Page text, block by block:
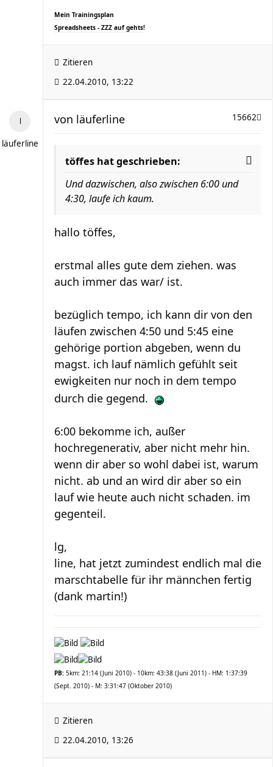
Mein Trainingsplan
Spreadsheets - ZZZ auf gehts!
Zitieren
22.04.2010, 13:22
läuferline
15662
von läuferline
töffes hat geschrieben:
Und dazwischen, also zwischen 6:00 und
4:30, laufe ich kaum.
hallo töffes,
erstmal alles gute dem ziehen. was
auch immer das war/ ist.
bezüglich tempo, ich kann dir von den
läufen zwischen 4:50 und 5:45 eine
gehörige portion abgeben, wenn du
magst. ich lauf nämlich gefühlt seit
ewigkeiten nur noch in dem tempo
durch die gegend.
6:00 bekomme ich, außer
hochregenerativ, aber nicht mehr hin.
wenn dir aber so wohl dabei ist, warum
nicht. ab und an wird dir aber so ein
lauf wie heute auch nicht schaden. im
gegenteil.
lg,
line, hat jetzt zumindest endlich mal die
marschtabelle für ihr männchen fertig
(dank martin!)
PB: 5km: 21:14 (Juni 2010) - 10km: 43:38 (Juni 2011) - HM: 1:37:39
(Sept. 2010) - M: 3:31:47 (Oktober 2010)
Zitieren
22.04.2010, 13:26